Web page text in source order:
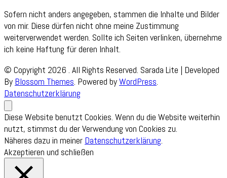
Sofern nicht anders angegeben, stammen die Inhalte und Bilder
von mir. Diese dürfen nicht ohne meine Zustimmung
weiterverwendet werden. Sollte ich Seiten verlinken, übernehme
ich keine Haftung für deren Inhalt.
© Copyright 2026 . All Rights Reserved. Sarada Lite | Developed
By Blossom Themes. Powered byWordPress.
Datenschutzerklärung
Diese Website benutzt Cookies. Wenn du die Website weiterhin
nutzt, stimmst du der Verwendung von Cookies zu.
Näheres dazu in meiner Datenschutzerklärung.
Akzeptieren und schließen